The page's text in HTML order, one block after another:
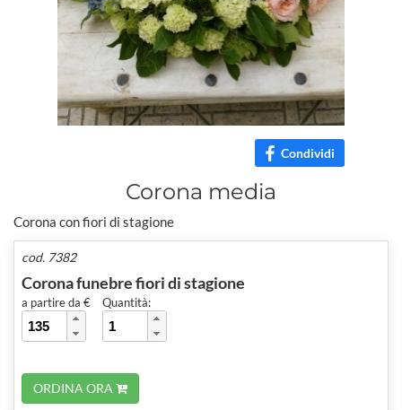
Condividi
Corona media
Corona con fiori di stagione
cod. 7382
Corona funebre fiori di stagione
a partire da € Quantità:
ORDINA ORA